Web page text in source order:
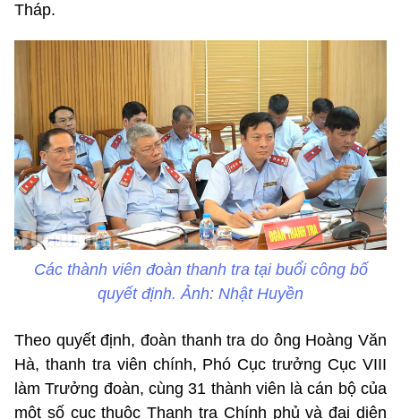
Tháp.
Các thành viên đoàn thanh tra tại buổi công bố
quyết định. Ảnh: Nhật Huyền
Theo quyết định, đoàn thanh tra do ông Hoàng Văn
Hà, thanh tra viên chính, Phó Cục trưởng Cục VIII
làm Trưởng đoàn, cùng 31 thành viên là cán bộ của
một số cục thuộc Thanh tra Chính phủ và đại diện